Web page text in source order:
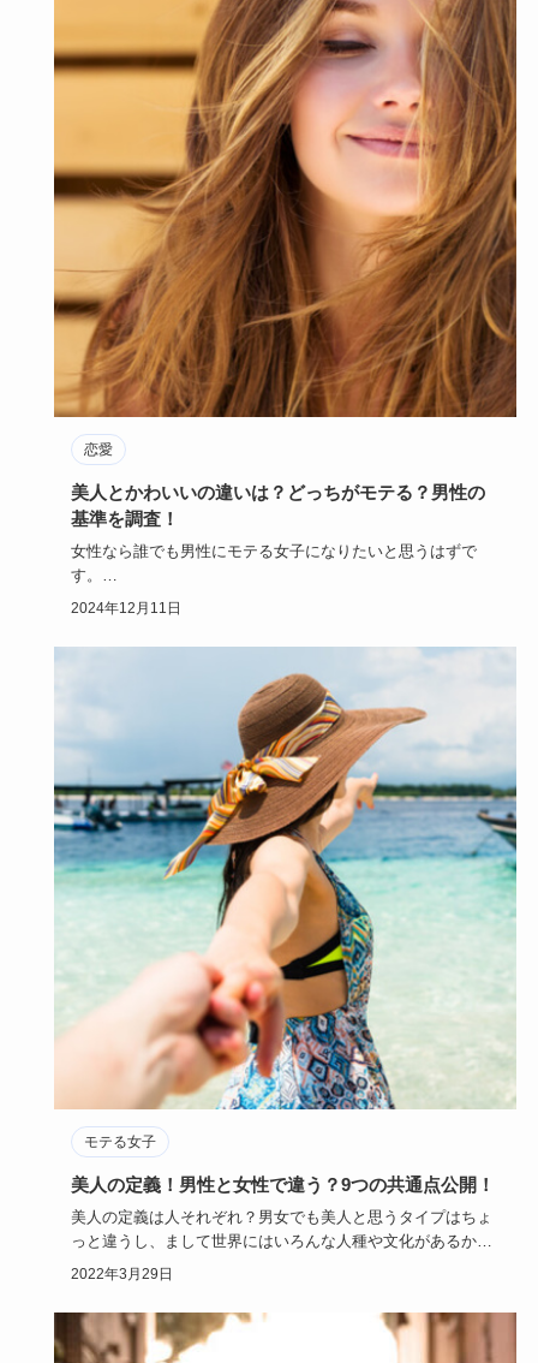
恋愛
美人とかわいいの違いは？どっちがモテる？男性の
基準を調査！
女性なら誰でも男性にモテる女子になりたいと思うはずで
す。
モテる女子とは「美人」を指すのか、「かわいい女性」のこ
2024年12月11日
モテる女子
美人の定義！男性と女性で違う？9つの共通点公開！
美人の定義は人それぞれ？男女でも美人と思うタイプはちょ
っと違うし、まして世界にはいろんな人種や文化があるか
ら、美人の定義は…
2022年3月29日